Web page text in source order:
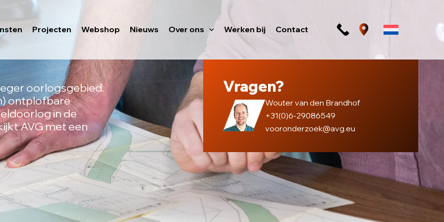
Projecten Webshop Nieuws Over ons Werken bij Contact
oorlogsgebied.
ontplofbare
in de
AVG met een
Vragen?
Wouter van den Brandhof
+31(0)6-29086549
vooronderzoek@avg.eu